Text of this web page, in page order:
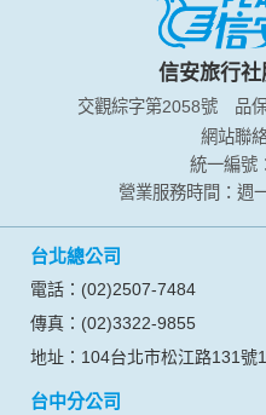
於一般瀏覽時，伺服器會自行
設備的 IP 位址、使用時間、
錄等，做為我們增進網站服務
用，決不對外公布。
為提供精確的服務，我們會將
分析，分析結果之統計數據或
外，我們會視需要公佈統計數
人之資料。
的個人資料揭露予第三人或使
在您於本網站註冊帳號、使用
贈獎時，本網站會收集您的個
業夥伴處取得個人資料。
當客戶在本網站註冊時，我們
身份證字號、電子郵件、出生
料。註冊時，本網站取得您的
信安旅行社
交觀綜字第2058號 品
網站聯
統一編號
營業服務時間：週
台北總公司
電話：(02)2507-7484
傳真：(02)3322-9855
地址：104台北市松江路131號
台中分公司